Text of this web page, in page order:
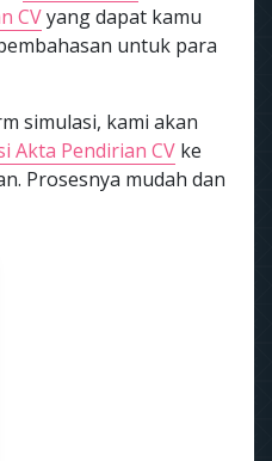
CVyang dapat kamu
untuk para
simulasi, kami akan
Akta Pendirian CV ke
Prosesnya mudah dan